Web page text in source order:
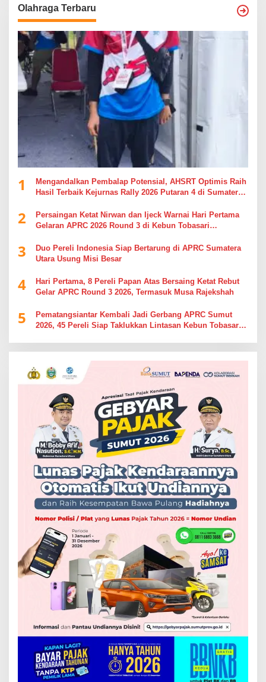
Olahraga Terbaru
1
Mengandalkan Pembalap Potensial, AHSRT Optimis Raih
Hasil Terbaik Kejurnas Rally 2026 Putaran 4 di Sumatera
2
Persaingan Ketat Nirwan dan Ijeck Warnai Hari Pertama
Gelaran APRC 2026 Round 3 di Kebun Tobasari
3
Duo Pereli Indonesia Siap Bertarung di APRC Sumatera
Utara Usung Misi Besar
4
Hari Pertama, 8 Pereli Papan Atas Bersaing Ketat Rebut
Gelar APRC Round 3 2026, Termasuk Musa Rajekshah
5
Pematangsiantar Kembali Jadi Gerbang APRC Sumut
2026, 45 Pereli Siap Taklukkan Lintasan Kebun Tobasari